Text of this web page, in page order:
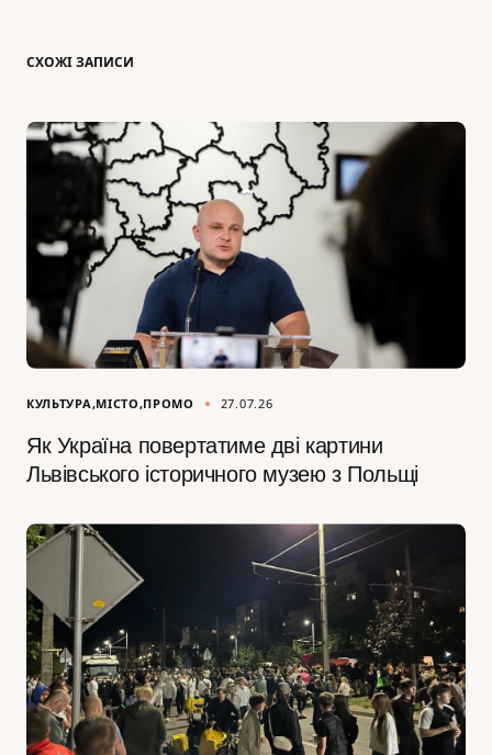
СХОЖІ ЗАПИСИ
КУЛЬТУРА МІСТО ПРОМО 27.07.26
Як Україна повертатиме дві картини
Львівського історичного музею з Польщі